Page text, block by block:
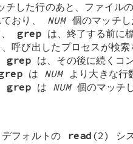
した行のあと、ファイル
おり、 NUM個のマッチし
grepは、終了する前に
呼び出したプロセスが検
grep は、その後に続くコ
は NUMより大きな行
grep は NUM個のマッチし
フォルトの
read (2) シス